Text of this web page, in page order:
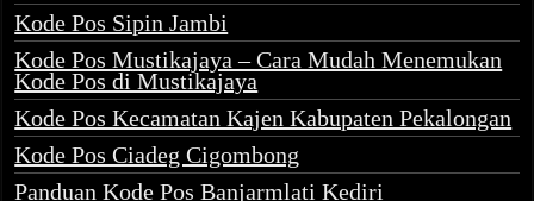
Kode Pos Sipin Jambi
Kode Pos Mustikajaya – Cara Mudah Menemukan
Kode Pos di Mustikajaya
Kode Pos Kecamatan Kajen Kabupaten Pekalongan
Kode Pos Ciadeg Cigombong
Panduan Kode Pos Banjarmlati Kediri